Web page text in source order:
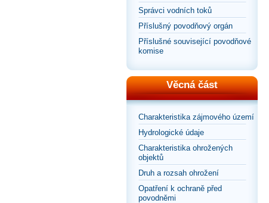
Správci vodních toků
Příslušný povodňový orgán
Příslušné související povodňové
komise
Věcná část
Charakteristika zájmového území
Hydrologické údaje
Charakteristika ohrožených
objektů
Druh a rozsah ohrožení
Opatření k ochraně před
povodněmi